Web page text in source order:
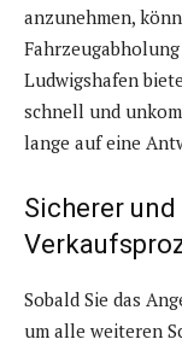
anzunehmen,
Ludwigshafen
schnell und
lange auf eine
Sicherer
Sobald Sie das
um alle weiteren